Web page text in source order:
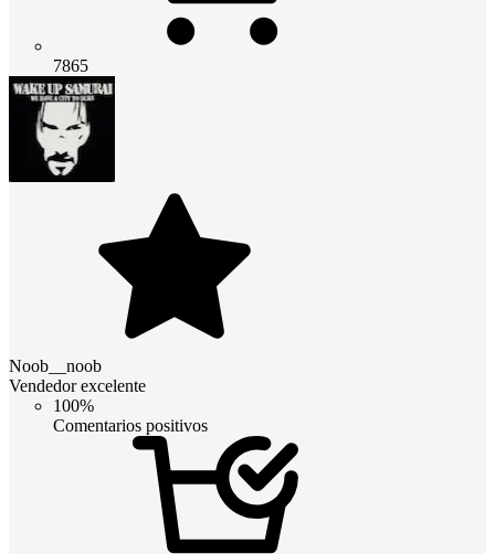
7865
Noob__noob
Vendedor excelente
100%
Comentarios positivos